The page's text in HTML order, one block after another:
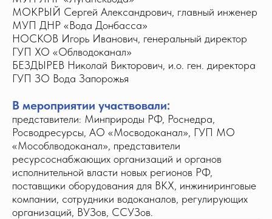
МОКРЫЙ Сергей Александрович, главный инженер
МУП ДНР «Вода Донбасса»
НОСКОВ Игорь Иванович, генеральный директор
ГУП ХО «Облводоканал»
БЕЗДЫРЕВ Николай Викторович, и.о. ген. директора
ГУП ЗО Вода Запорожья
В мероприятии участвовали:
представители: Минприроды РФ, Роснедра,
Росводресурсы, АО «Мосводоканал», ГУП МО
«Мособлводоканал», представители
ресурсоснабжающих организаций и органов
исполнительной власти новых регионов РФ,
поставщики оборудования для ВКХ, инжиниринговые
компании, сотрудники водоканалов, регулирующих
организаций, ВУЗов, ССУЗов.